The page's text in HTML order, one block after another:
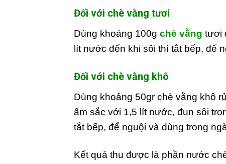
Đối với chè vằng tươi
Dùng khoảng 100g chè vằng tươi
lít nước đến khi sôi thì tắt bếp, để
Đối với chè vằng khô
Dùng khoảng 50gr chè vằng khô
ấm sắc với 1,5 lít nước, đun sôi
tắt bếp, để nguội và dùng trong
Kết quả thu được là phần nước